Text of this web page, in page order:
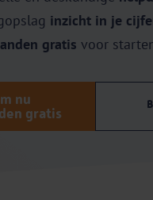
inzicht in je
gratis voor
nu
gratis